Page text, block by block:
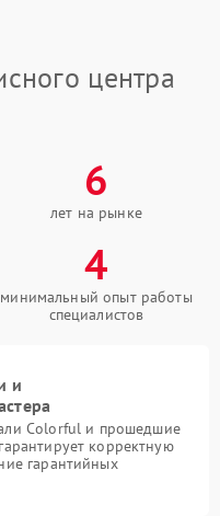
центра
6
лет на рынке
4
минимальный опыт работы
специалистов
и
Colorful и прошедшие
корректную
гарантийных